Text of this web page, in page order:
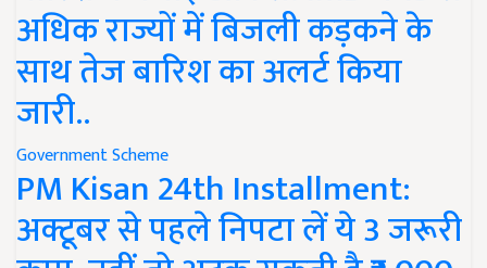
अधिक राज्यों में बिजली कड़कने के
साथ तेज बारिश का अलर्ट किया
जारी..
Government Scheme
PM Kisan 24th Installment:
अक्टूबर से पहले निपटा लें ये 3 जरूरी